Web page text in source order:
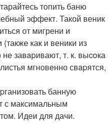
топить баню
эффект. Такой веник
от мигрени и
как и веники из
завapивают, т. к. выcoка
мгновенно свapятся,
банную
с максимальным
Идеи для дачи.